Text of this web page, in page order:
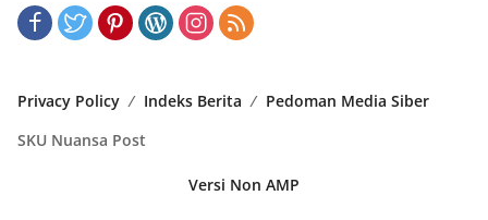
Privacy Policy Indeks Berita
Pedoman Media Siber
SKU Nuansa Post
Versi Non AMP